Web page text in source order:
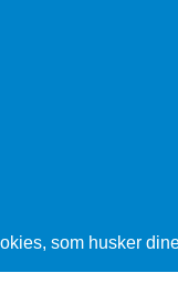
som husker